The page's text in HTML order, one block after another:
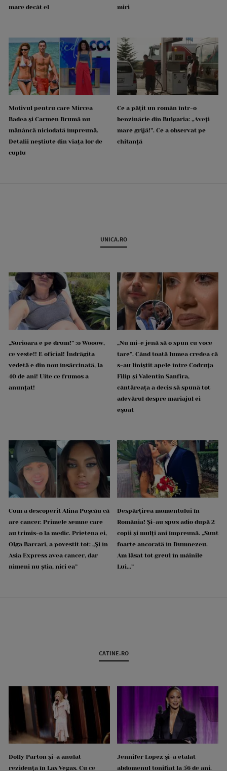
mare decât el
miri
Motivul pentru care Mircea
Badea și Carmen Brumă nu
mănâncă niciodată împreună.
Detalii neștiute din viața lor de
cuplu
Ce a pățit un român într-o
benzinărie din Bulgaria: „Aveți
mare grijă!”. Ce a observat pe
chitanță
UNICA.RO
„Surioara e pe drum!” :o Wooow,
ce veste!! E oficial! Îndrăgita
vedetă e din nou însărcinată, la
40 de ani! Uite ce frumos a
anunțat!
„Nu mi-e jenă să o spun cu voce
tare”. Când toată lumea credea că
s-au liniștit apele între Codruța
Filip și Valentin Sanfira,
cântăreața a decis să spună tot
adevărul despre mariajul ei
eșuat
Cum a descoperit Alina Pușcău că
are cancer. Primele semne care
au trimis-o la medic. Prietena ei,
Olga Barcari, a povestit tot: „Și în
Asia Express avea cancer, dar
nimeni nu știa, nici ea”
Despărțirea momentului în
România! Și-au spus adio după 2
copii și mulți ani împreună. „Sunt
foarte ancorată în Dumnezeu.
Am lăsat tot greul în mâinile
Lui...”
CATINE.RO
Dolly Parton și-a anulat
rezidența în Las Vegas. Cu ce
Jennifer Lopez și-a etalat
abdomenul tonifiat la 56 de ani.